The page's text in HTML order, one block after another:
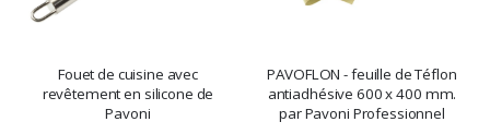
Fouet de cuisine avec
revêtement en silicone de
Pavoni
PAVOFLON - feuille de Téflon
antiadhésive 600 x 400 mm.
par Pavoni Professionnel